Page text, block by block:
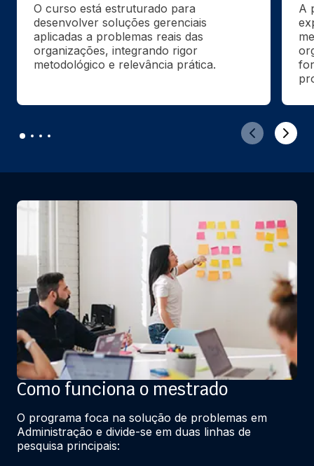
O curso está estruturado para
desenvolver soluções gerenciais
aplicadas a problemas reais das
organizações, integrando rigor
metodológico e relevância prática.
A
Como funciona o mestrado
O programa foca na solução de problemas em
Administração e divide-se em duas linhas de
pesquisa principais: